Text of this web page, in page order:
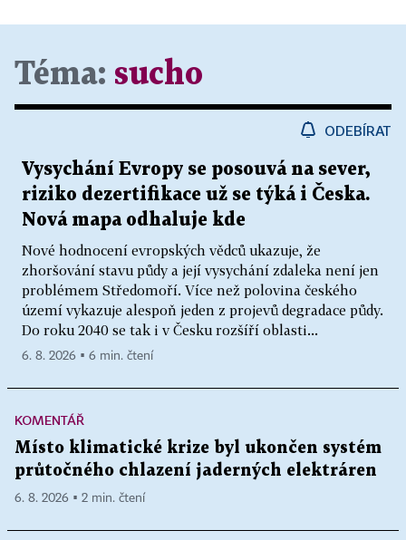
Téma: sucho
ODEBÍRAT
Vysychání Evropy se posouvá na sever,
riziko dezertifikace už se týká i Česka.
Nová mapa odhaluje kde
Nové hodnocení evropských vědců ukazuje, že
zhoršování stavu půdy a její vysychání zdaleka není jen
problémem Středomoří. Více než polovina českého
území vykazuje alespoň jeden z projevů degradace půdy.
Do roku 2040 se tak i v Česku rozšíří oblasti...
6. 8. 2026 ▪ 6 min. čtení
KOMENTÁŘ
Místo klimatické krize byl ukončen systém
průtočného chlazení jaderných elektráren
6. 8. 2026 ▪ 2 min. čtení